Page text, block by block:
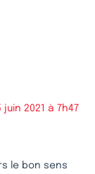
juin 2021 à 7h47
le bon sens